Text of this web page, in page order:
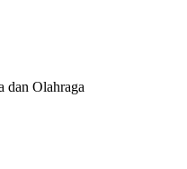
dan Olahraga